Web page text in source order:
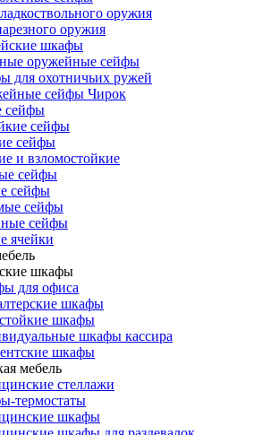
оружия
оружия
шкафы
оружейные сейфы
для охотничьих ружей
сейфы Чирок
сейфы
сейфы
сейфы
и взломостойкие
сейфы
сейфы
сейфы
сейфы
ячейки
шкафы
для офиса
шкафы
шкафы
шкафы кассира
шкафы
мебель
стеллажи
термостаты
шкафы